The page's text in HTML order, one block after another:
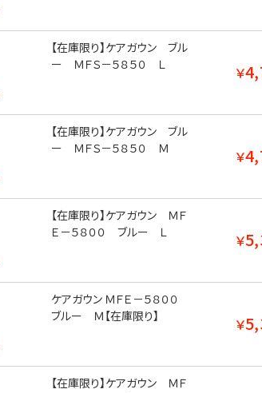
【在庫限り】ケアガウン ブル
ー ＭＦＳ－５８５０ Ｌ
￥
【在庫限り】ケアガウン ブル
ー ＭＦＳ－５８５０ Ｍ
￥
【在庫限り】ケアガウン ＭＦ
Ｅ－５８００ ブルー Ｌ
￥
ケアガウン ＭＦＥ－５８００
ブルー Ｍ【在庫限り】
￥
【在庫限り】ケアガウン ＭＦ